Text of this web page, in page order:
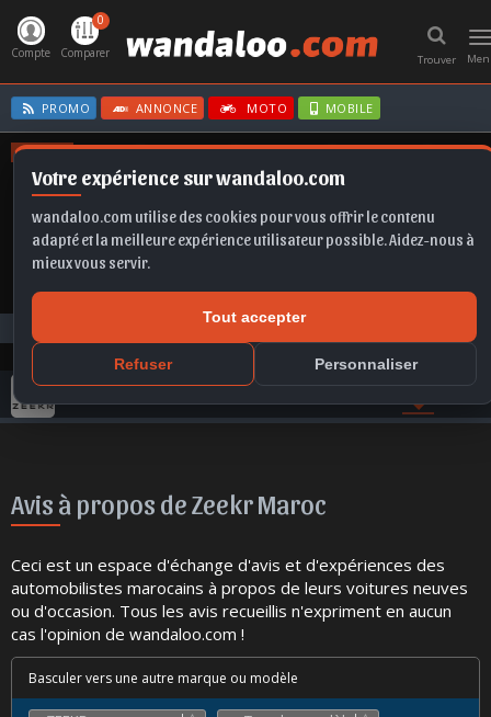
Votre expérience sur wandaloo.com
wandaloo.com utilise des cookies pour vous offrir le contenu
adapté et la meilleure expérience utilisateur possible. Aidez-nous à
mieux vous servir.
Tout accepter
Refuser Personnaliser
Trouver
Compte
0
Comparer
PROMO ANNONCE MOTO MOBILE
OFFRES
IBIZA CORSA CORSA BVA
ZEEKR
GAMME ZEEKR ACTU VIDEO PHOTO AVIS
Avis à propos de Zeekr Maroc
Ceci est un espace d'échange d'avis et d'expériences des
automobilistes marocains à propos de leurs voitures neuves
ou d'occasion. Tous les avis recueillis n'expriment en aucun
cas l'opinion de wandaloo.com !
Basculer vers une autre marque ou modèle